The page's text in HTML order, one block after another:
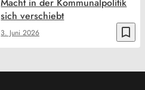
bookmark_border
3. Juni 2026
sich verschiebt